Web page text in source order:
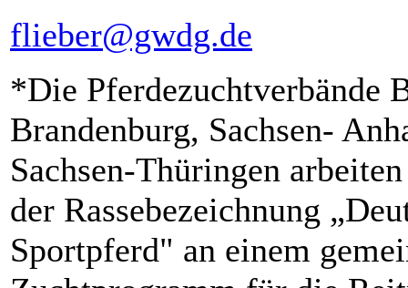
flieber@gwdg.de
*Die Pferdezuchtverbände
Brandenburg, Sachsen-
Sachsen-Thüringen
der Rassebezeichnung
Sportpferd" an einem